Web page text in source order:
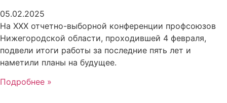
05.02.2025
На XXX отчетно-выборной конференции профсоюзов
Нижегородской области, проходившей 4 февраля,
подвели итоги работы за последние пять лет и
наметили планы на будущее.
Подробнее »